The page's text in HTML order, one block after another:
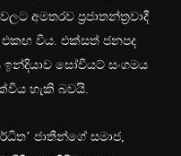
අමතරව ප්‍රජාතන්ත්‍රවාදී
එකඟ විය. එක්සත් ජනපද
සෝවියට් සංගමය
හැකි බවයි.
ජාතීන්ගේ සමාජ,